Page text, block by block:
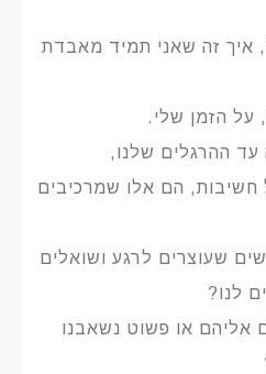
איך זה שאני תמיד מאבדת
על הזמן שלי.
עד ההרגלים שלנו,
חשיבות, הם אלו שמרכיבים
שעוצרים לרגע ושואלים
לנו?
אליהם או פשוט נשאבנו